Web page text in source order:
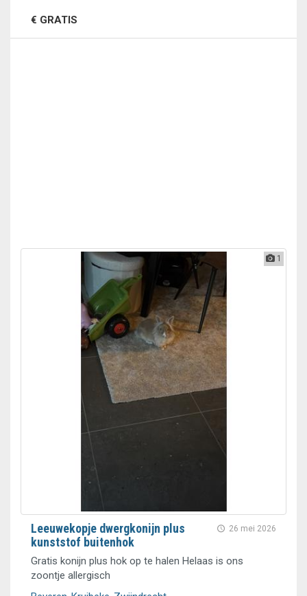
€ GRATIS
1
26 mei 2026
Leeuwekopje dwergkonijn plus
kunststof buitenhok
Gratis konijn plus hok op te halen Helaas is ons
zoontje allergisch